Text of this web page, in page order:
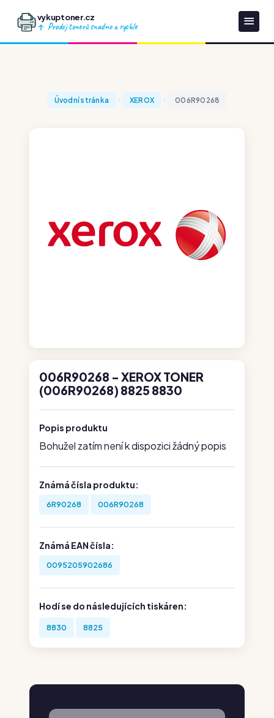
vykuptoner.cz
Prodej tonerů snadno a rychle
Úvodní stránka XEROX 006R90268
006R90268 - XEROX TONER
(006R90268) 8825 8830
Popis produktu
Bohužel zatím není k dispozici žádný popis
Známá čísla produktu:
6R90268 006R90268
Známá EAN čísla:
0095205902686
Hodí se do následujících tiskáren:
8830 8825